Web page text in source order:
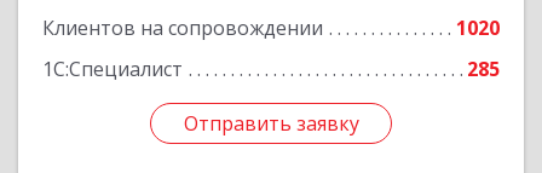
Клиентов на сопровождении
1020
1С:Специалист
285
Отправить заявку
Отправить заявку